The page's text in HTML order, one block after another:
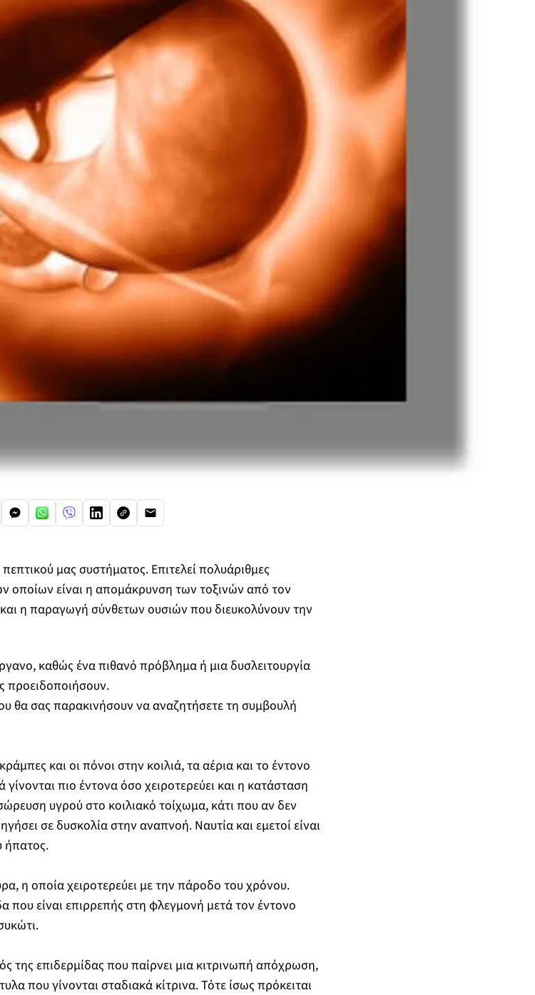
μας συστήματος. Επιτελεί πολυάριθμες
οποίων είναι η απομάκρυνση των τοξινών από τον
η παραγωγή σύνθετων ουσιών που διευκολύνουν την
καθώς ένα πιθανό πρόβλημα ή μια δυσλειτουργία
προειδοποιήσουν.
θα σας παρακινήσουν να αναζητήσετε τη συμβουλή
και οι πόνοι στην κοιλιά, τα αέρια και το έντονο
πιο έντονα όσο χειροτερεύει και η κατάσταση
υγρού στο κοιλιακό τοίχωμα, κάτι που αν δεν
σε δυσκολία στην αναπνοή. Ναυτία και εμετοί είναι
ήπατος.
η οποία χειροτερεύει με την πάροδο του χρόνου.
που είναι επιρρεπής στη φλεγμονή μετά τον έντονο
της επιδερμίδας που παίρνει μια κιτρινωπή απόχρωση,
που γίνονται σταδιακά κίτρινα. Τότε ίσως πρόκειται